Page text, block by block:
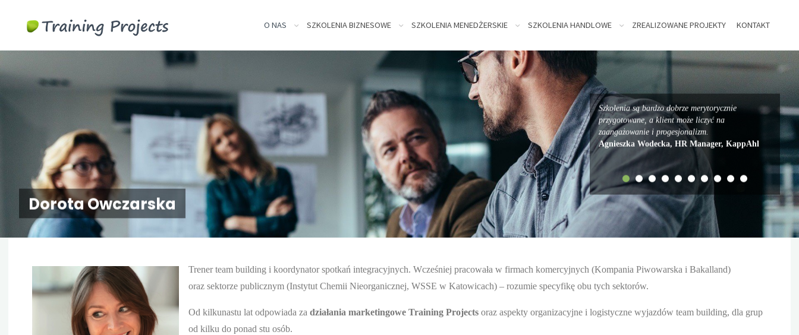
O NAS SZKOLENIA BIZNESOWE SZKOLENIA MENEDŻERSKIE SZKOLENIA HANDLOWE ZREALIZOWANE PROJEKTY KONTAKT
Dorota Owczarska
Szkolenia są bardzo dobrze merytorycznie
przygotowane, a klient może liczyć na
zaangażowanie i progesjonalizm.
Agnieszka Wodecka, HR Manager, KappAhl
Trener team building i koordynator spotkań integracyjnych. Wcześniej pracowała w firmach komercyjnych (Kompania Piwowarska i Bakalland)
oraz sektorze publicznym (Instytut Chemii Nieorganicznej, WSSE w Katowicach) – rozumie specyfikę obu tych sektorów.
Od kilkunastu lat odpowiada za działania marketingowe Training Projects oraz aspekty organizacyjne i logistyczne wyjazdów team building, dla grup
od kilku do ponad stu osób.